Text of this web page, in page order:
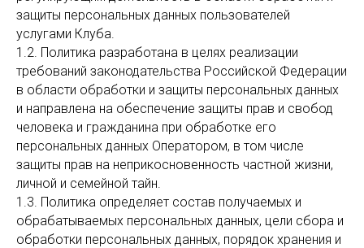
защиты персональных данных пользователей
услугами Клуба.
1.2. Политика разработана в целях реализации
требований законодательства Российской Федерации
в области обработки и защиты персональных данных
и направлена на обеспечение защиты прав и свобод
человека и гражданина при обработке его
персональных данных Оператором, в том числе
защиты прав на неприкосновенность частной жизни,
личной и семейной тайн.
1.3. Политика определяет состав получаемых и
обрабатываемых персональных данных, цели сбора и
обработки персональных данных, порядок хранения и